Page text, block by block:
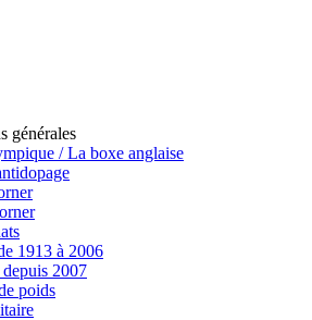
générales
/ La boxe anglaise
1913 à 2006
2007
poids